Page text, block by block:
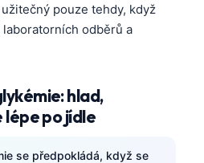
pouze tehdy, když
odběrů a
hlad,
lépe po jídle
se předpokládá, když se